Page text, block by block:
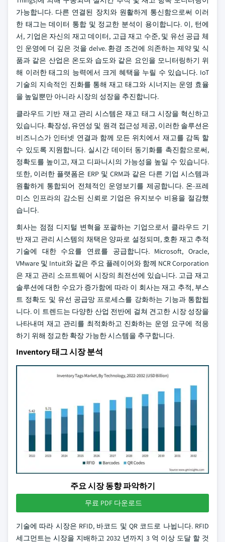
가능합니다. 다른 연결된 장치와 원활하게 통신함으로써 이러
한 태그는 데이터 통합 및 정교한 분석이 용이합니다. 이, 턴에
서, 기업은 자신의 재고 데이터, 고급 재고 수준, 및 유선 공급 체
인 운영에 더 깊은 것을 delve. 환경 조건에 의존하는 제약 및 식
품과 같은 산업은 온도와 습도와 같은 요인을 모니터링하기 위
해 이러한 태그의 능력에서 크게 혜택을 누릴 수 있습니다. IoT
기술의 지속적인 진화를 통해 재고 태그와 시너지는 운영 효율
을 높일뿐만 아니라 시장의 성장을 추진합니다.
클라우드 기반 재고 관리 시스템은 재고 태그 시장을 혁신하고
있습니다. 확장성, 유연성 및 원격 접근성 제공, 이러한 솔루션은
비즈니스가 인터넷 연결과 함께 모든 위치에서 재고를 감독 할
수 있도록 지원합니다. 실시간 데이터 동기화를 촉진함으로써,
정확도를 높이고, 재고 디파니시의 가능성을 높일 수 있습니다.
또한, 이러한 플랫폼은 ERP 및 CRM과 같은 다른 기업 시스템과
원활하게 통합되어 전체적인 운영보기를 제공합니다. 온-프레
미스 인프라의 감소된 신뢰로 기업은 유지보수 비용을 절감했
습니다.
회사는 점점 디지털 변혁을 포괄하는 기업으로서 클라우드 기
반 재고 관리 시스템의 채택은 양파로 설정되며, 호환 재고 추적
기술에 대한 수요를 연료를 공급합니다. Microsoft, Oracle,
VMware 및 Intuit와 같은 주요 플레이어와 함께 NCR Corporation
은 재고 관리 소프트웨어 시장의 최전선에 있습니다. 고급 재고
솔루션에 대한 수요가 증가함에 따라 이 회사는 재고 추적, 부스
트 정확도 및 유선 공급망 프로세스를 강화하는 기능과 통합됩
니다. 이 트렌드는 다양한 산업 전반에 걸쳐 견고한 시장 성장을
나타내며 재고 관리를 최적화하고 진화하는 운영 요구에 적응
하기 위해 정교한 확장 가능한 시스템을 추구합니다.
Inventory 태그 시장 분석
주요 시장 동향 파악하기
무료 PDF 다운로드
기술에 따라 시장은 RFID, 바코드 및 QR 코드로 나뉩니다. RFID
세그먼트는 시장을 지배하고 2032 년까지 3 억 이상 도달 할 것